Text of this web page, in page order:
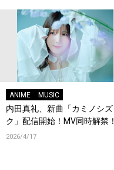
ANIME MUSIC
内田真礼、新曲「カミノシズ
ク」配信開始！MV同時解禁！
2026/4/17